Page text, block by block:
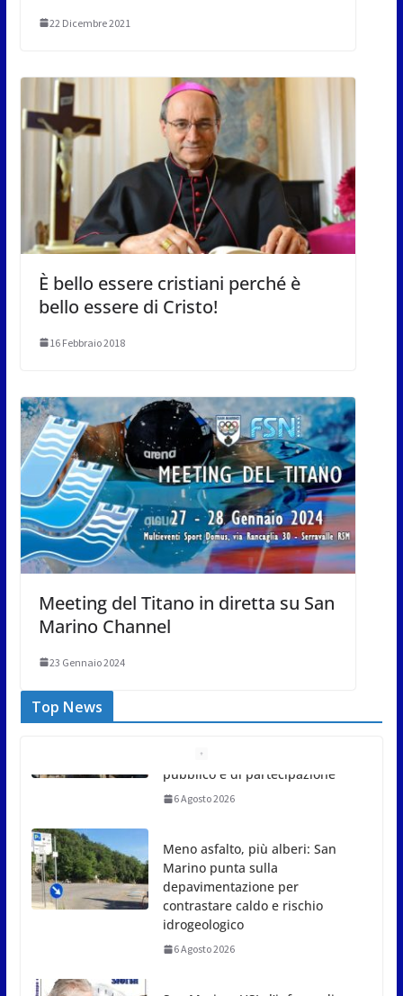
22 Dicembre 2021
È bello essere cristiani perché è
bello essere di Cristo!
16 Febbraio 2018
Meeting del Titano in diretta su San
Marino Channel
23 Gennaio 2024
Top News
Meno asfalto, più alberi: San
contrastare caldo e rischio
idrogeologico
6 Agosto 2026
San Marino. USL: l’inferno di